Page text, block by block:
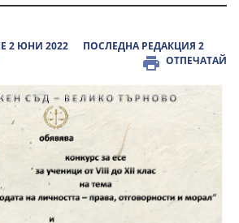
2 ЮНИ 2022
ПОСЛЕДНА РЕДАКЦИЯ 2
ОТПЕЧАТАЙ